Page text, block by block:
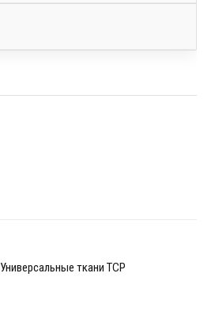
Универсальные ткани ТСР